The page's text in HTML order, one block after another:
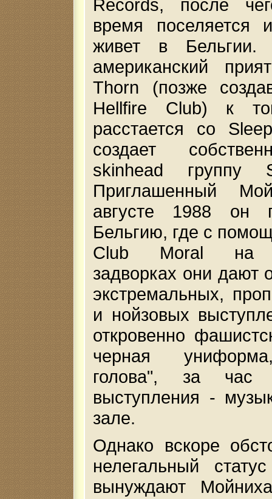
Records, после
время поселяется
живет в Бельгии.
американский
Thorn (позже
Hellfire Club) к
расстается со
создает
skinhead группу
Приглашенный
августе 1988 он
Бельгию, где с
Club Moral на
задворках они дают
экстремальных,
и нойзовых
откровенно
черная
голова", за час
выступления -
зале.
Однако вскоре
нелегальный
вынуждают